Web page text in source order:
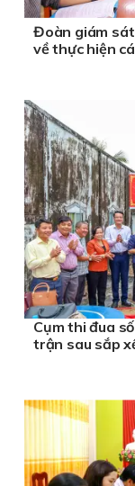
Đoàn giám sát
về thực hiện
Cụm thi đua
trận sau sắp